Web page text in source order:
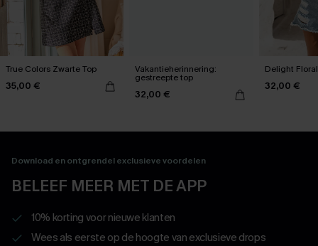
True Colors Zwarte Top
35,00 €
Vakantieherinnering:
gestreepte top
32,00 €
Delight
32,00 €
Download en ontgrendel exclusieve voordelen
BELEEF MEER MET DE APP
10% korting voor nieuwe klanten
Wees als eerste op de hoogte van exclusieve drops